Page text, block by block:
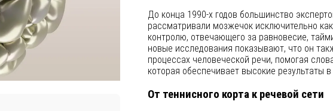
До конца 1990-х годов большинство
рассматривали мозжечок исключительно
контролю, отвечающего за равновесие,
новые исследования показывают, что он
процессах человеческой речи, помогая
которая обеспечивает высокие результаты в
От теннисного корта к речевой сети